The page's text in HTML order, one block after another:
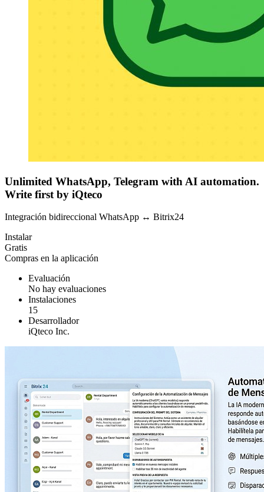
Unlimited WhatsApp, Telegram with AI automation.
Write first by iQteco
Integración bidireccional WhatsApp ↔ Bitrix24
Instalar
Gratis
Compras en la aplicación
Evaluación
No hay evaluaciones
Instalaciones
15
Desarrollador
iQteco Inc.